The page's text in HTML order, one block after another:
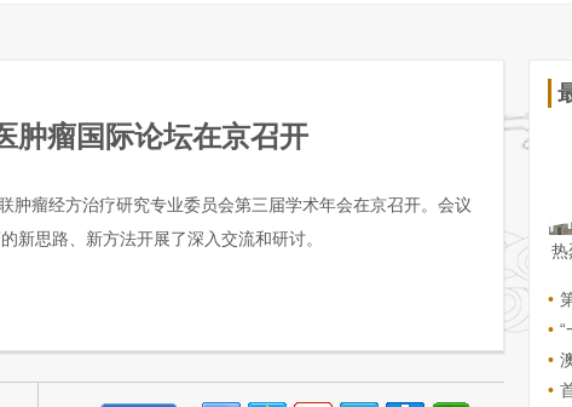
肿瘤国际论坛在京召开
瘤经方治疗研究专业委员会第三届学术年会在京召开。会议
新思路、新方法开展了深入交流和研讨。
热
•
• “
•
•